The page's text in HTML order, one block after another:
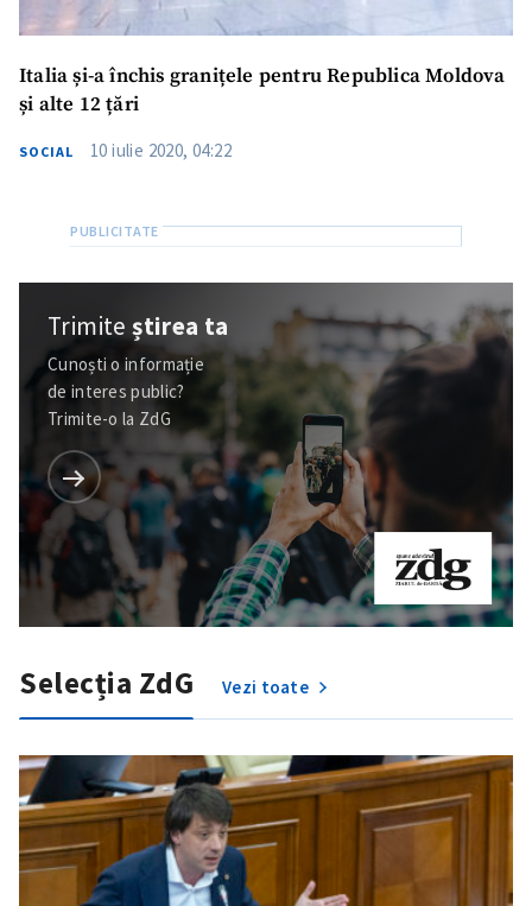
Italia și-a închis granițele pentru Republica Moldova
și alte 12 țări
SOCIAL 10 iulie 2020, 04:22
Trimiteștirea ta
Cunoști o informație
de interes public?
Trimite-o la ZdG
Selecția ZdG Vezi toate
Nume+ Numele meu
Email+ Emailul meu
Am citit și sunt de
acord cupolitica de
confidențialitate .
TRIMITE ȘTIREA